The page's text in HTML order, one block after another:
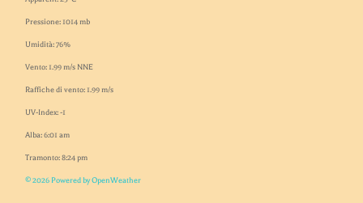
Pressione: 1014 mb
Umidità: 76%
Vento: 1.99 m/s NNE
Raffiche di vento: 1.99 m/s
UV-Index: -1
Alba: 6:01 am
Tramonto: 8:24 pm
© 2026 Powered by OpenWeather